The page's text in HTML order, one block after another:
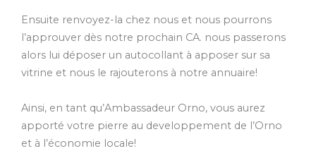
Ensuite renvoyez-la chez nous et nous pourrons
l’approuver dès notre prochain CA. nous passerons
alors lui déposer un autocollant à apposer sur sa
vitrine et nous le rajouterons à notre annuaire!
Ainsi, en tant qu’Ambassadeur Orno, vous aurez
apporté votre pierre au developpement de l’Orno
et à l’économie locale!